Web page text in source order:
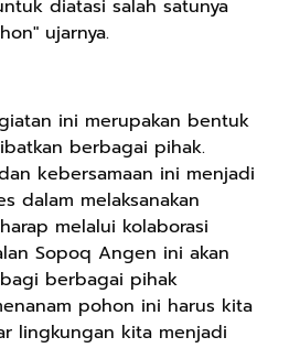
diatasi salah satunya
ujarnya.
ini merupakan bentuk
berbagai pihak.
kebersamaan ini menjadi
dalam melaksanakan
melalui kolaborasi
Sopoq Angen ini akan
berbagai pihak
pohon ini harus kita
lingkungan kita menjadi